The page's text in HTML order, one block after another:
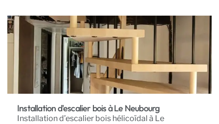
Installation d'escalier bois à Le Neubourg
Installation d’escalier bois hélicoïdal à Le